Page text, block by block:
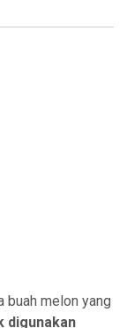
buah melon yang
digunakan